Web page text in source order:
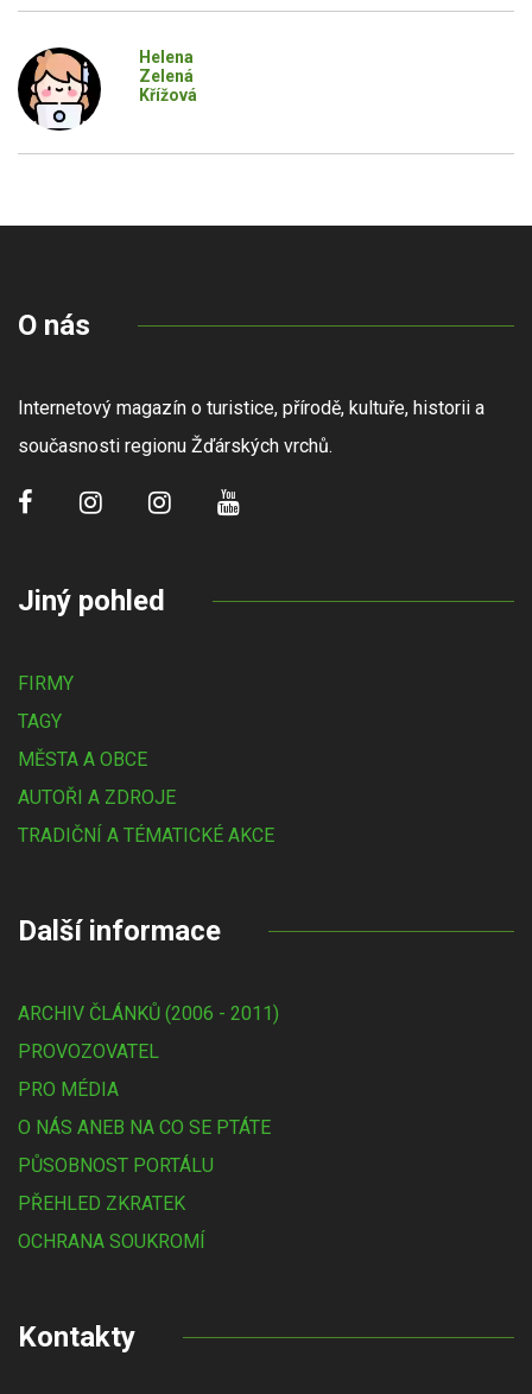
Helena
Zelená
Křížová
O nás
Internetový magazín o turistice, přírodě, kultuře, historii a
současnosti regionu Žďárských vrchů.
Jiný pohled
FIRMY
TAGY
MĚSTA A OBCE
AUTOŘI A ZDROJE
TRADIČNÍ A TÉMATICKÉ AKCE
Další informace
ARCHIV ČLÁNKŮ (2006 - 2011)
PROVOZOVATEL
PRO MÉDIA
O NÁS ANEB NA CO SE PTÁTE
PŮSOBNOST PORTÁLU
PŘEHLED ZKRATEK
OCHRANA SOUKROMÍ
Kontakty